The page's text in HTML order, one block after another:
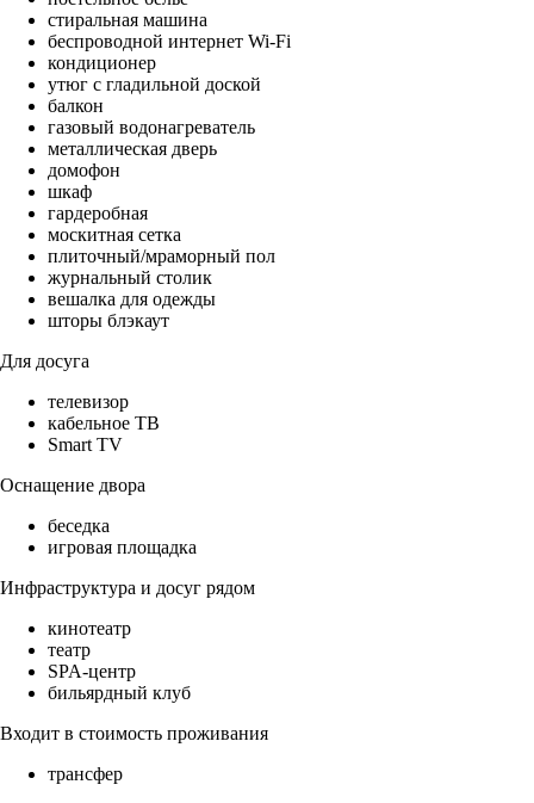
стиральная машина
беспроводной интернет Wi-Fi
кондиционер
утюг с гладильной доской
балкон
газовый водонагреватель
металлическая дверь
домофон
шкаф
гардеробная
москитная сетка
плиточный/мраморный пол
журнальный столик
вешалка для одежды
шторы блэкаут
Для досуга
телевизор
кабельное ТВ
Smart TV
Оснащение двора
беседка
игровая площадка
Инфраструктура и досуг рядом
кинотеатр
театр
SPA-центр
бильярдный клуб
Входит в стоимость проживания
трансфер